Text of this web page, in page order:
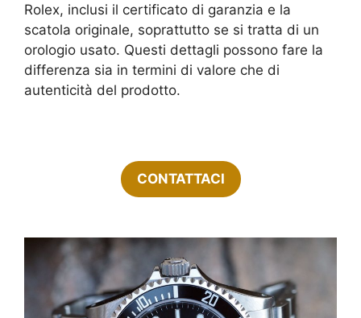
Rolex, inclusi il certificato di garanzia e la
scatola originale, soprattutto se si tratta di un
orologio usato. Questi dettagli possono fare la
differenza sia in termini di valore che di
autenticità del prodotto.
CONTATTACI